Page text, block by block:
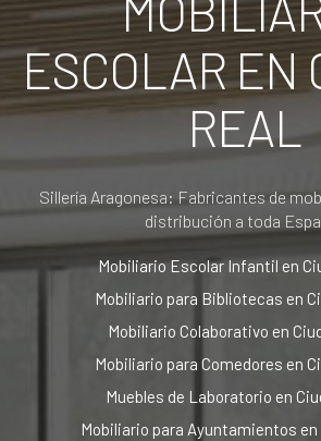
ESCOLAR EN
REAL
Sillería Aragonesa: Fabricantes de
distribución a toda
Mobiliario Escolar Infantil en
Mobiliario para Bibliotecas en
Mobiliario Colaborativo en
Mobiliario para Comedores en
Muebles de Laboratorio en
Mobiliario para Ayuntamientos en